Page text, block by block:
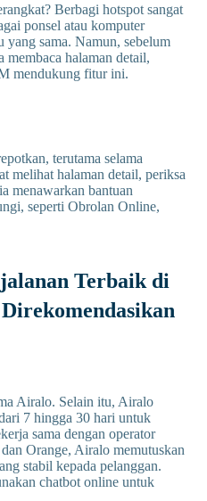
Berbagi hotspot sangat
ponsel atau komputer
yang sama. Namun, sebelum
membaca halaman detail,
mendukung fitur ini.
terutama selama
melihat halaman detail, periksa
menawarkan bantuan
seperti Obrolan Online,
Terbaik di
Airalo. Selain itu, Airalo
7 hingga 30 hari untuk
sama dengan operator
Orange, Airalo memutuskan
stabil kepada pelanggan.
chatbot online untuk